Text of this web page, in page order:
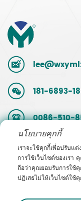
181-6893-
0086-510-
เลขที่ 9 ถนน
Binhu อู๋ซี ม
นโยบายคุกกี้
เราจะใช้คุกกี้เพื่อปรับแ
การใช้เว็บไซต์ของเรา
ถือว่าคุณยอมรับการใช้
ปฏิเสธไม่ให้เว็บไซต์ใช้